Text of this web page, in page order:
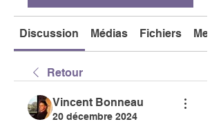
Discussion Médias Fichiers
Retour
Vincent Bonneau
20 décembre 2024